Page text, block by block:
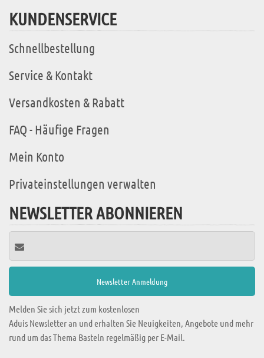
KUNDENSERVICE
Schnellbestellung
Service & Kontakt
Versandkosten & Rabatt
FAQ - Häufige Fragen
Mein Konto
Privateinstellungen verwalten
NEWSLETTER ABONNIEREN
Melden Sie sich jetzt zum kostenlosen
Aduis Newsletter an und erhalten Sie Neuigkeiten, Angebote und mehr
rund um das Thema Basteln regelmäßig per E-Mail.